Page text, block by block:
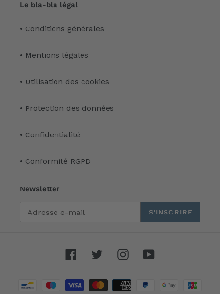
Le bla-bla légal
• Conditions générales
• Mentions légales
• Utilisation des cookies
• Protection des données
• Confidentialité
• Conformité RGPD
Newsletter
S'INSCRIRE
FacebookTwitterInstagram
Moyens
de